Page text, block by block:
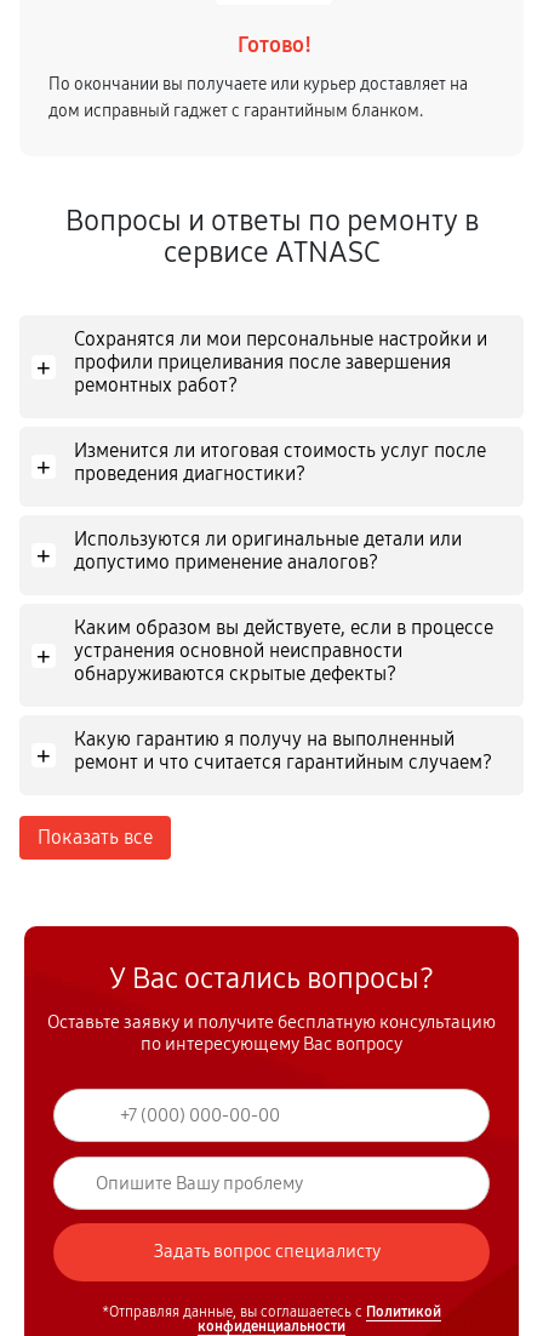
Готово!
По окончании вы получаете или курьер доставляет на
дом исправный гаджет с гарантийным бланком.
Вопросы и ответы по ремонту в
сервисе ATNASC
+
Сохранятся ли мои персональные настройки и
профили прицеливания после завершения
ремонтных работ?
+
Изменится ли итоговая стоимость услуг после
проведения диагностики?
+
Используются ли оригинальные детали или
допустимо применение аналогов?
+
Каким образом вы действуете, если в процессе
устранения основной неисправности
обнаруживаются скрытые дефекты?
+
Какую гарантию я получу на выполненный
ремонт и что считается гарантийным случаем?
Показать все
У Вас остались вопросы?
Оставьте заявку и получите бесплатную консультацию
по интересующему Вас вопросу
*Отправляя данные, вы соглашаетесь с Политикой
конфиденциальности